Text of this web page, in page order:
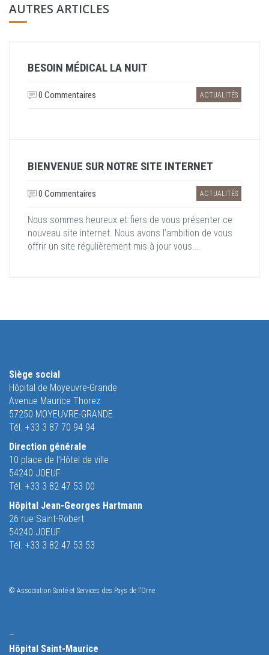
AUTRES ARTICLES
BESOIN MÉDICAL LA NUIT
ACTUALITÉS
0 Commentaires
BIENVENUE SUR NOTRE SITE INTERNET
ACTUALITÉS
0 Commentaires
Nous sommes heureux et fiers de vous présenter ce
nouveau site internet. Nous avons l’ambition de vous
offrir un site régulièrement mis à jour vous...
Siège social
Hôpital de Moyeuvre-Grande
Avenue Maurice Thorez
57250 MOYEUVRE-GRANDE
Tél. +33 3 87 70 94 94
Direction générale
10 place de l’Hôtel de ville
54240 JOEUF
Tél. +33 3 82 47 53 00
Hôpital Jean-Georges Hartmann
26 rue Saint-Robert
54240 JOEUF
Tél. +33 3 82 47 53 53
© Association Santé et Services des Pays de l’Orne
–
Hôpital Saint-Maurice